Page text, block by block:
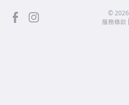
facebook ©2026
服務條款